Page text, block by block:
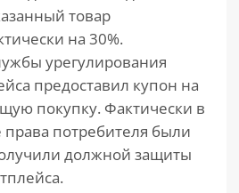
товар
на 30%.
урегулирования
предоставил купон на
покупку. Фактически в
права потребителя были
должной защиты